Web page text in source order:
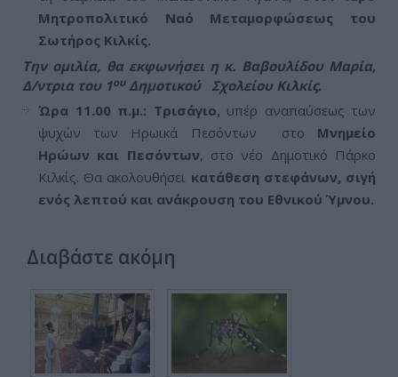
Μητροπολιτικό Ναό Μεταμορφώσεως του
Σωτήρος Κιλκίς.
Την ομιλία, θα εκφωνήσει η κ. Βαβουλίδου Μαρία,
Δ/ντρια του 1ουΔημοτικού Σχολείου Κιλκίς.
Ώρα 11.00 π.μ.: Τρισάγιο, υπέρ αναπαύσεως των
ψυχών των Ηρωικά Πεσόντων στο Μνημείο
Ηρώων και Πεσόντων, στο νέο Δημοτικό Πάρκο
Κιλκίς. Θα ακολουθήσει κατάθεση στεφάνων, σιγή
ενός λεπτού και ανάκρουση του Εθνικού Ύμνου.
Διαβάστε ακόμη